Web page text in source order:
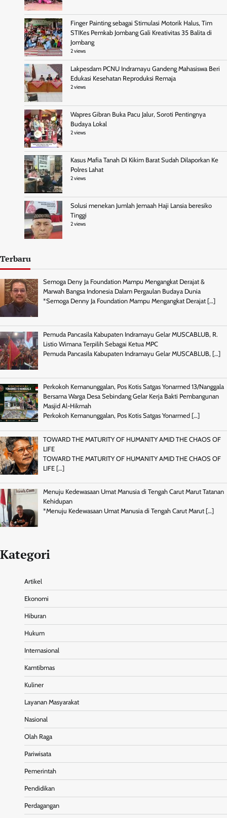
Finger Painting sebagai Stimulasi Motorik Halus, Tim
STIKes Pemkab Jombang Gali Kreativitas 35 Balita di
Jombang
2 views
Lakpesdam PCNU Indramayu Gandeng Mahasiswa Beri
Edukasi Kesehatan Reproduksi Remaja
2 views
Wapres Gibran Buka Pacu Jalur, Soroti Pentingnya
Budaya Lokal
2 views
Kasus Mafia Tanah Di Kikim Barat Sudah Dilaporkan Ke
Polres Lahat
2 views
Solusi menekan Jumlah Jemaah Haji Lansia beresiko
Tinggi
2 views
Terbaru
Semoga Deny Ja Foundation Mampu Mengangkat Derajat &
Marwah Bangsa Indonesia Dalam Pergaulan Budaya Dunia
*Semoga Denny Ja Foundation Mampu Mengangkat Derajat […]
Pemuda Pancasila Kabupaten Indramayu Gelar MUSCABLUB, R.
Listio Wimana Terpilih Sebagai Ketua MPC
Pemuda Pancasila Kabupaten Indramayu Gelar MUSCABLUB, […]
Perkokoh Kemanunggalan, Pos Kotis Satgas Yonarmed 13/Nanggala
Bersama Warga Desa Sebindang Gelar Kerja Bakti Pembangunan
Masjid Al-Hikmah
Perkokoh Kemanunggalan, Pos Kotis Satgas Yonarmed […]
TOWARD THE MATURITY OF HUMANITY AMID THE CHAOS OF
LIFE
TOWARD THE MATURITY OF HUMANITY AMID THE CHAOS OF
LIFE […]
Menuju Kedewasaan Umat Manusia di Tengah Carut Marut Tatanan
Kehidupan
*Menuju Kedewasaan Umat Manusia di Tengah Carut Marut […]
Kategori
Artikel
Ekonomi
Hiburan
Hukum
Internasional
Kamtibmas
Kuliner
Layanan Masyarakat
Nasional
Olah Raga
Pariwisata
Pemerintah
Pendidikan
Perdagangan